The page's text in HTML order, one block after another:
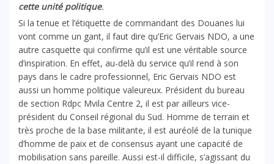
cette unité politique.
Si la tenue et l’étiquette de commandant des Douanes lui
vont comme un gant, il faut dire qu’Eric Gervais NDO, a une
autre casquette qui confirme qu’il est une véritable source
d’inspiration. En effet, au-delà du service qu’il rend à son
pays dans le cadre professionnel, Eric Gervais NDO est
aussi un homme politique valeureux. Président du bureau
de section Rdpc Mvila Centre 2, il est par ailleurs vice-
président du Conseil régional du Sud. Homme de terrain et
très proche de la base militante, il est auréolé de la tunique
d’homme de paix et de consensus ayant une capacité de
mobilisation sans pareille. Aussi est-il difficile, s’agissant du